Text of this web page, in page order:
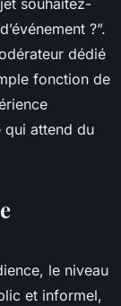
souhaitez-
?”.
dédié
fonction de
qui attend du
le niveau
et informel,